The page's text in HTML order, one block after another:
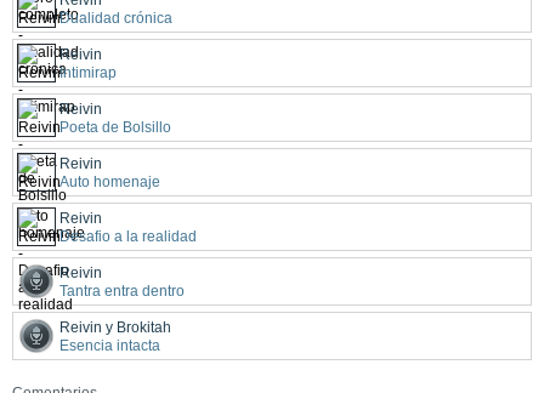
Dualidad crónica
Reivin
Intimirap
Reivin
Poeta de Bolsillo
Reivin
Auto homenaje
Reivin
Desafio a la realidad
Reivin
Tantra entra dentro
Reivin y Brokitah
Esencia intacta